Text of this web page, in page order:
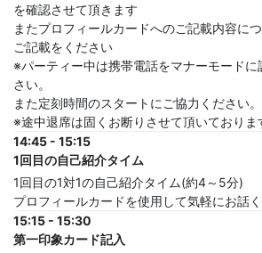
を確認させて頂きます
またプロフィールカードへのご記載内容に
ご記載をください
※パーティー中は携帯電話をマナーモード
さい。
また定刻時間のスタートにご協力ください。
※途中退席は固くお断りさせて頂いておりま
14:45 - 15:15
1回目の自己紹介タイム
1回目の1対1の自己紹介タイム(約4～5分)
プロフィールカードを使用して気軽にお話く
15:15 - 15:30
第一印象カード記入